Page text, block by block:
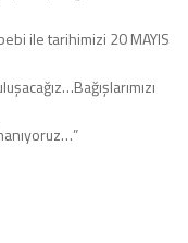
ile tarihimizi 20 MAYIS